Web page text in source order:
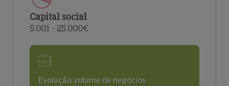
Capital social
5.001 - 25.000€
Evolução volume de negócios